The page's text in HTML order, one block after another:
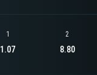
1
1.07
2
8.80